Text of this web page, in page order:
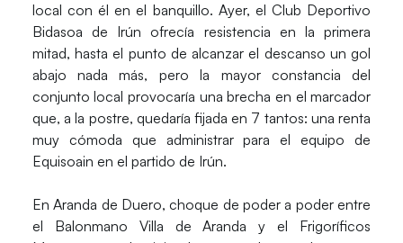
local con él en el banquillo. Ayer, elClub Deportivo
Bidasoa de Irún ofrecía resistencia en la primera
mitad, hasta el punto de alcanzar el descanso un gol
abajo nada más, pero la mayor constancia del
conjunto local provocaría una brecha en el marcador
que, a la postre, quedaría fijada en 7 tantos: una renta
muy cómoda que administrar para el equipo de
Equisoain en el partido de Irún.
En Aranda de Duero, choque de poder a poder entre
el Balonmano Villa de Aranda y el Frigoríficos